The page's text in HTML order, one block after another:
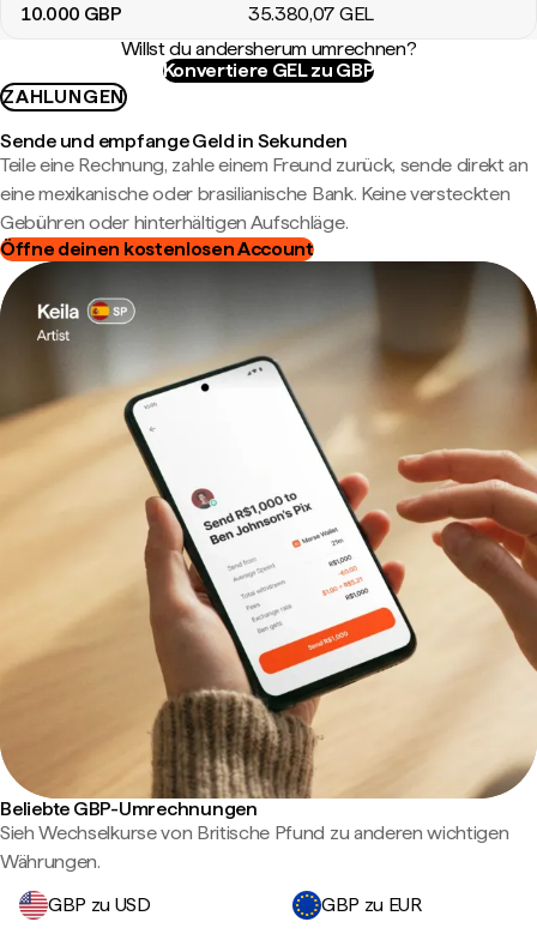
10.000 GBP 35.380,07 GEL
Willst du andersherum umrechnen?
Konvertiere GEL zu GBP
ZAHLUNGEN
Sende und empfange Geld in Sekunden
Teile eine Rechnung, zahle einem Freund zurück, sende direkt an
eine mexikanische oder brasilianische Bank. Keine versteckten
Gebühren oder hinterhältigen Aufschläge.
Öffne deinen kostenlosen Account
Beliebte GBP-Umrechnungen
Sieh Wechselkurse von Britische Pfund zu anderen wichtigen
Währungen.
GBP zu USD
GBP zu EUR